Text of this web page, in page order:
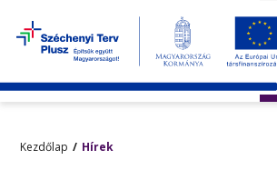
Kezdőlap Hírek